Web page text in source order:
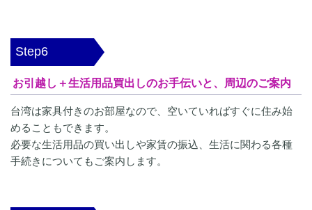
Step6
お引越し＋生活用品買出しのお手伝いと、周辺のご案内
台湾は家具付きのお部屋なので、空いていればすぐに住み始
めることもできます。
必要な生活用品の買い出しや家賃の振込、生活に関わる各種
手続きについてもご案内します。